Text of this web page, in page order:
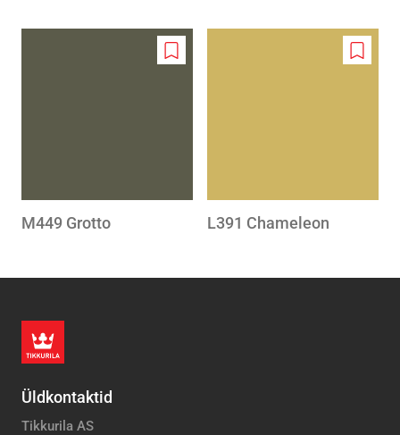
Add
M449 Grotto
Add
L391 Chameleon
Üldkontaktid
Tikkurila AS